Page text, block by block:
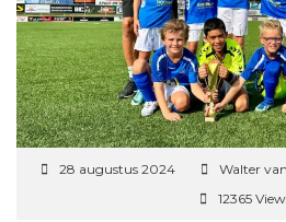
28 augustus 2024 Walter
12365